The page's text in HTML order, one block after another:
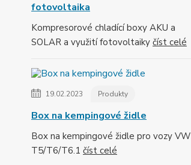
fotovoltaika
Kompresorové chladící boxy AKU a
SOLAR a využití fotovoltaiky číst celé
19.02.2023 Produkty
Box na kempingové židle
Box na kempingové židle pro vozy VW
T5/T6/T6.1 číst celé